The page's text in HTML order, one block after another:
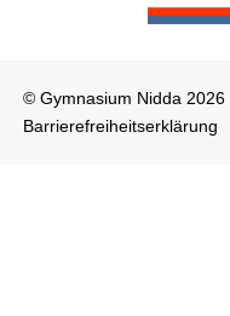
© Gymnasium Nidda 2026
Barrierefreiheitserklärung